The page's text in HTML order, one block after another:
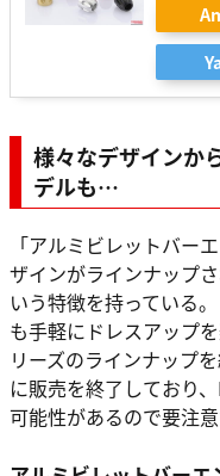
様々なデザインか
デルも…
「アルミビレットバー
ザインがラインナップ
いう特徴を持っている
も手軽にドレスアップ
リーズのラインナップ
に販売を終了しており
可能性があるので要注意